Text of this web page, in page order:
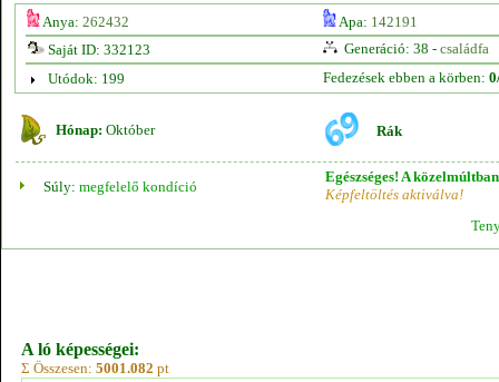
Anya: 262432 Apa: 142191
Saját ID: 332123
Generáció: 38 - családfa
Utódok: 199
Fedezések ebben a körben:
Hónap: Október Rák
Súly: megfelelő kondíció
Egészséges! A
Képfeltöltés aktiválva!
A ló képességei:
Σ Összesen: 5001.082 pt